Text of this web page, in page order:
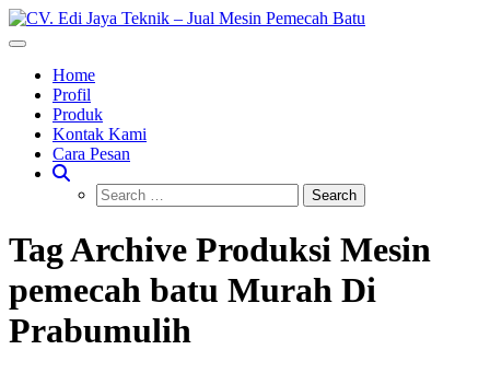
Skip
to
CV. Edi Jaya Teknik – Jual Mesin
Pemecah Batu
Toggle navigation
Home
Profil
Produk
Kontak Kami
Cara Pesan
Tag Archive Produksi Mesin
pemecah batu Murah Di
Prabumulih